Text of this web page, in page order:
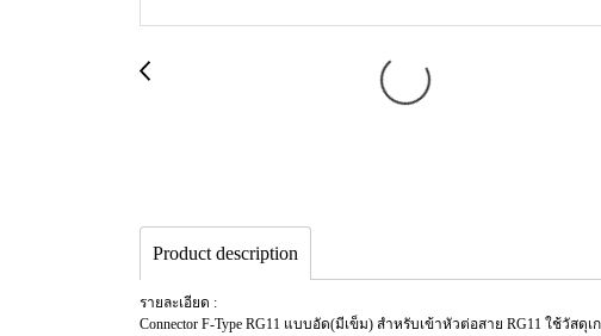
Product description
รายละเอียด :
Connector F-Type RG11 แบบอัด(มีเข็ม) สำหรับเข้าหัวต่อสาย RG11 ใช้วัสดุเ